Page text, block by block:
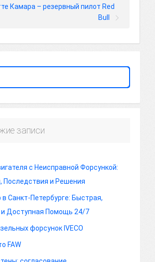
Камара – резервный пилот Red
Bull
записи
с Неисправной Форсункой:
Последствия и Решения
в Санкт-Петербурге: Быстрая,
Доступная Помощь 24/7
форсунок IVECO
FAW